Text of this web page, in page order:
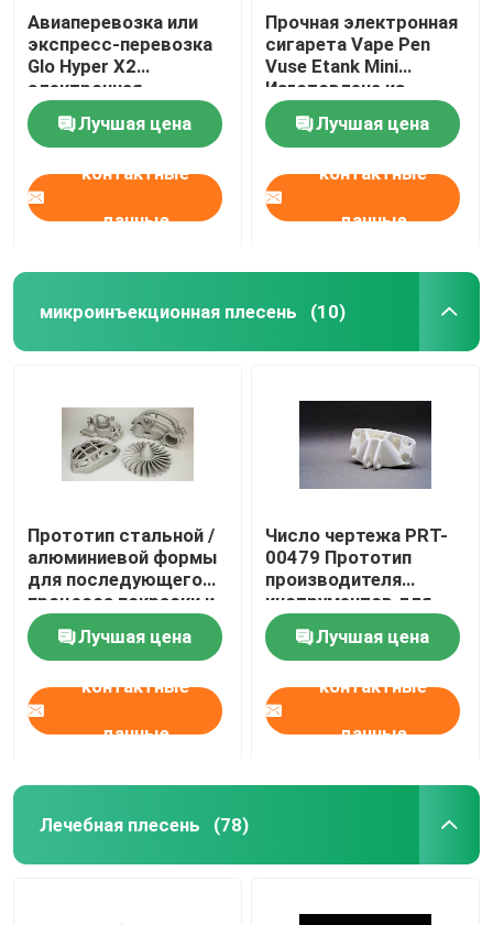
Авиаперевозка или
экспресс-перевозка
Glo Hyper X2
электронная
сигарета формы с
формой Мастер
горячего бегущего
системы
многополосный
дизайн
Лучшая цена
контактные
данные
Прочная электронная
сигарета Vape Pen
Vuse Etank Mini
Изготовлена из
материала PC/ABS
Лучшая цена
контактные
данные
микроинъекционная плесень (10)
Прототип стальной /
алюминиевой формы
для последующего
процесса покраски и
гравировки,
сделанный из
пластиковой смолы
Лучшая цена
контактные
данные
Число чертежа PRT-
00479 Прототип
производителя
инструментов для
3D-печати
Лучшая цена
контактные
данные
Лечебная плесень (78)